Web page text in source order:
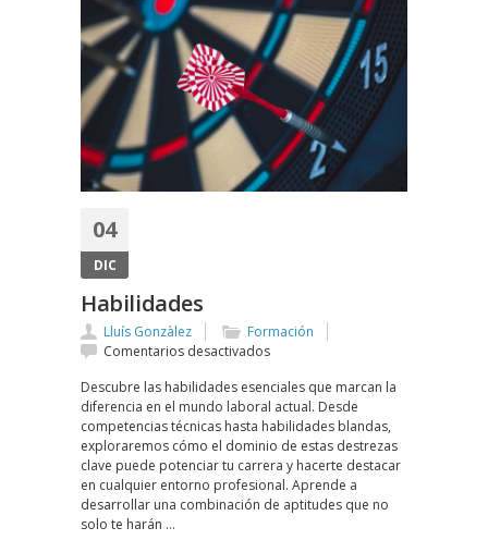
04
DIC
Habilidades
Lluís Gonzàlez
Formación
Comentarios desactivadosen
Descubre las habilidades esenciales que marcan la
diferencia en el mundo laboral actual. Desde
competencias técnicas hasta habilidades blandas,
exploraremos cómo el dominio de estas destrezas
clave puede potenciar tu carrera y hacerte destacar
en cualquier entorno profesional. Aprende a
desarrollar una combinación de aptitudes que no
solo te harán …